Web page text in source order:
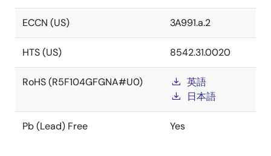
ECCN (US) 3A991.a.2
HTS (US) 8542.31.0020
RoHS (R5F104GFGNA#U0)
英語
日本語
Pb (Lead) Free Yes